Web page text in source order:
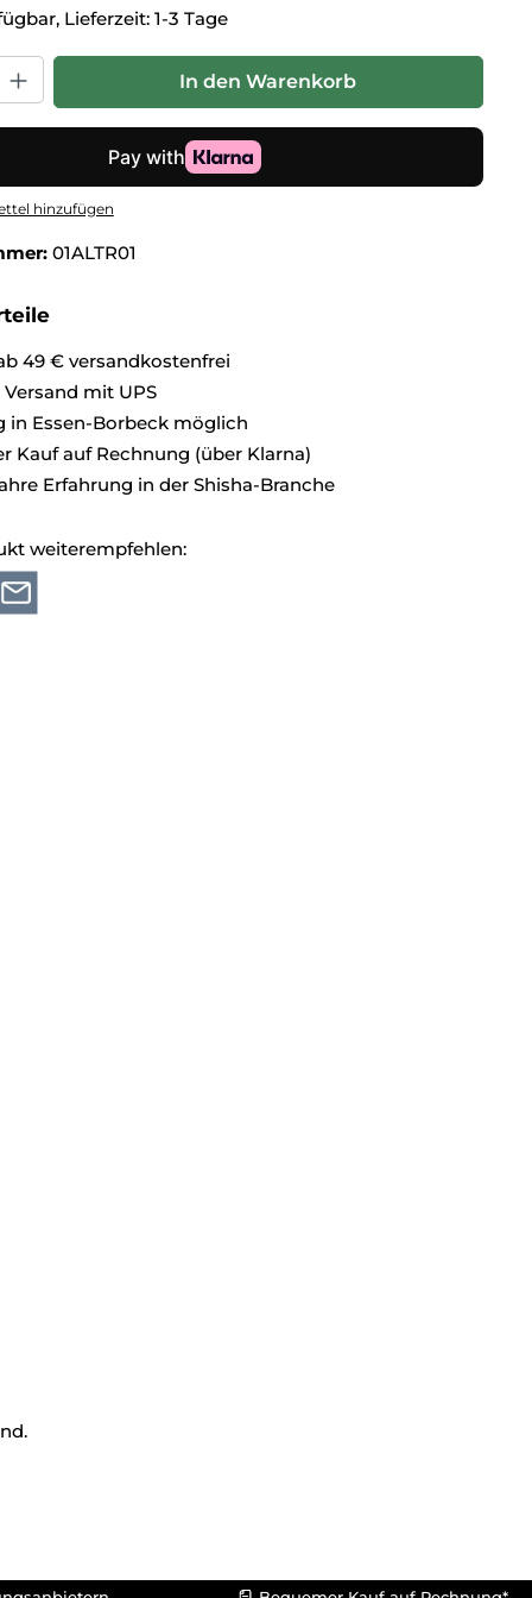
Lieferzeit: 1-3 Tage
Gib den gewünschten Wert ein oder benutze die
In den Warenkorb
hinzufügen
01ALTR01
49 € versandkostenfrei
mit UPS
in Essen-Borbeck möglich
Kauf auf Rechnung (über Klarna)
Erfahrung in der Shisha-Branche
weiterempfehlen: